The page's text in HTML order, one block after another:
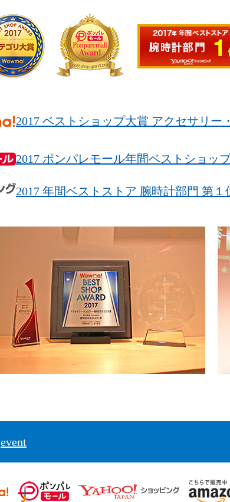
2017 ベストショップ大賞 アクセサリ
2017 ポンパレモール年間ベストショッ
2017 年間ベストストア 腕時計部門 第
event